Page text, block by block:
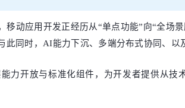
动应用开发正经历从“单点功能”向“全场
同时，AI能力下沉、多端分布式协同、以
力开放与标准化组件，为开发者提供从